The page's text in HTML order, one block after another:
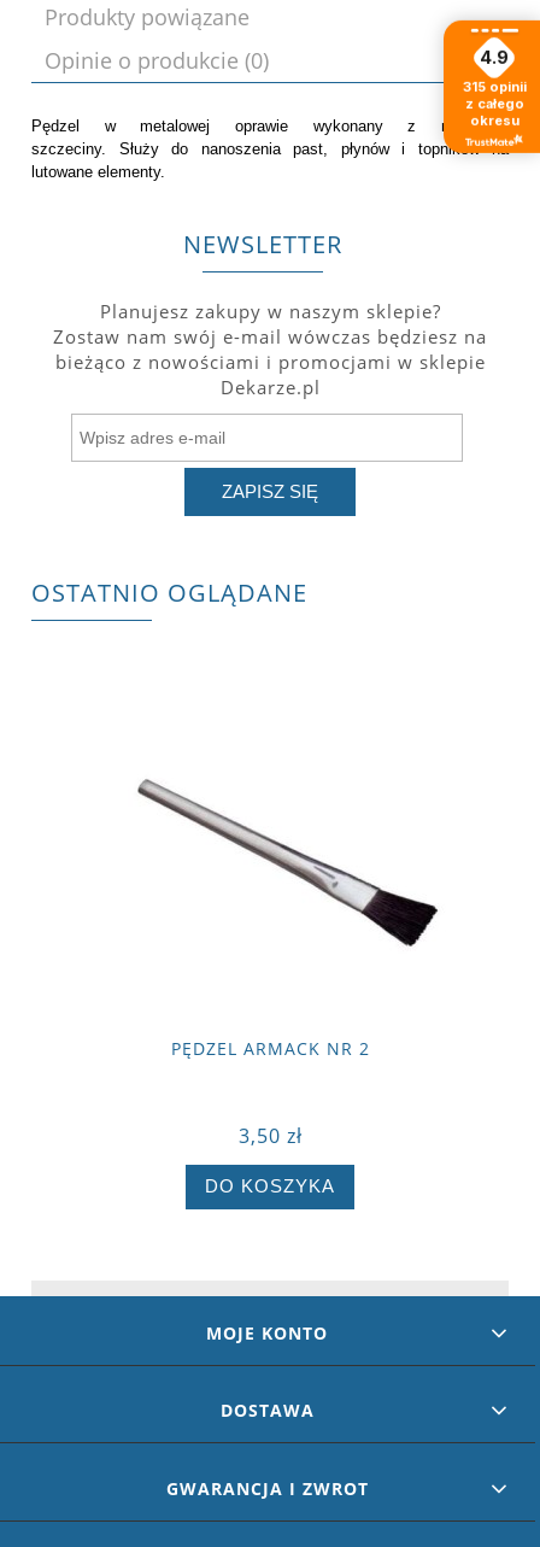
Cena nie zawiera ewentualnych kosztów
płatności
Produkty powiązane
Opinie o produkcie (0)
Pędzel w metalowej oprawie wykonany z naturalnej
szczeciny. Służy do nanoszenia past, płynów i topników na
lutowane elementy.
NEWSLETTER
Planujesz zakupy w naszym sklepie?
Zostaw nam swój e-mail wówczas będziesz na
bieżąco z nowościami i promocjami w sklepie
Dekarze.pl
ZAPISZ SIĘ
OSTATNIO OGLĄDANE
PĘDZEL ARMACK NR 2
3,50 zł
DO KOSZYKA
MOJE KONTO
DOSTAWA
GWARANCJA I ZWROT
4.9
315 opinii
z całego
okresu